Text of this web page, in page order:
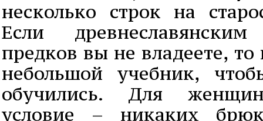
несколько строк на
Если
предков вы не владеете, то
небольшой учебник,
обучились. Для женщин
условие – никаких